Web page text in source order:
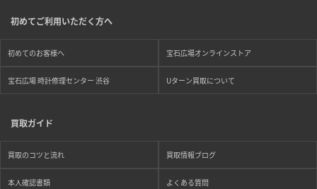
初めてご利用いただく方へ
初めてのお客様へ 宝石広場オンラインストア
宝石広場 時計修理センター 渋谷 Uターン買取について
買取ガイド
買取のコツと流れ 買取情報ブログ
本人確認書類 よくある質問